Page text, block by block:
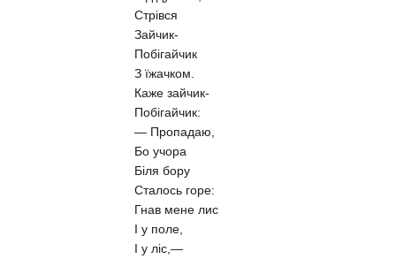
Стрівся
Зайчик-
Побігайчик
З їжачком.
Каже зайчик-
Побігайчик:
— Пропадаю,
Бо учора
Біля бору
Сталось горе:
Гнав мене лис
І у поле,
І у ліс,—